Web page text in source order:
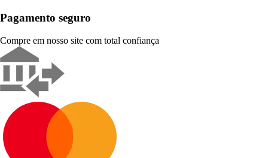
Pagamento seguro
Compre em nosso site com total confiança